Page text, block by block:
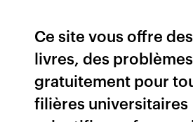
Ce site vous offre
livres, des
gratuitement pour
filières universitaires